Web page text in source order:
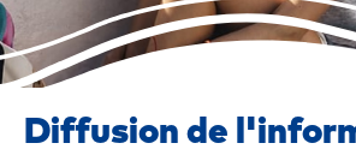
Diffusion de